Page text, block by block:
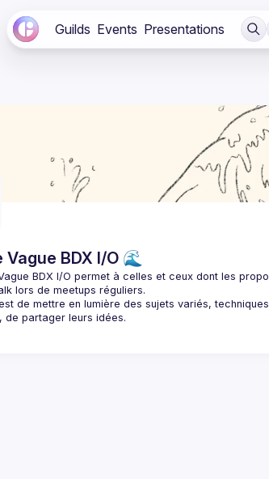
Guilds Events Presentations
Vague BDX I/O 🌊
BDX I/O permet à celles et ceux dont les
lors de meetups réguliers.
de mettre en lumière des sujets variés,